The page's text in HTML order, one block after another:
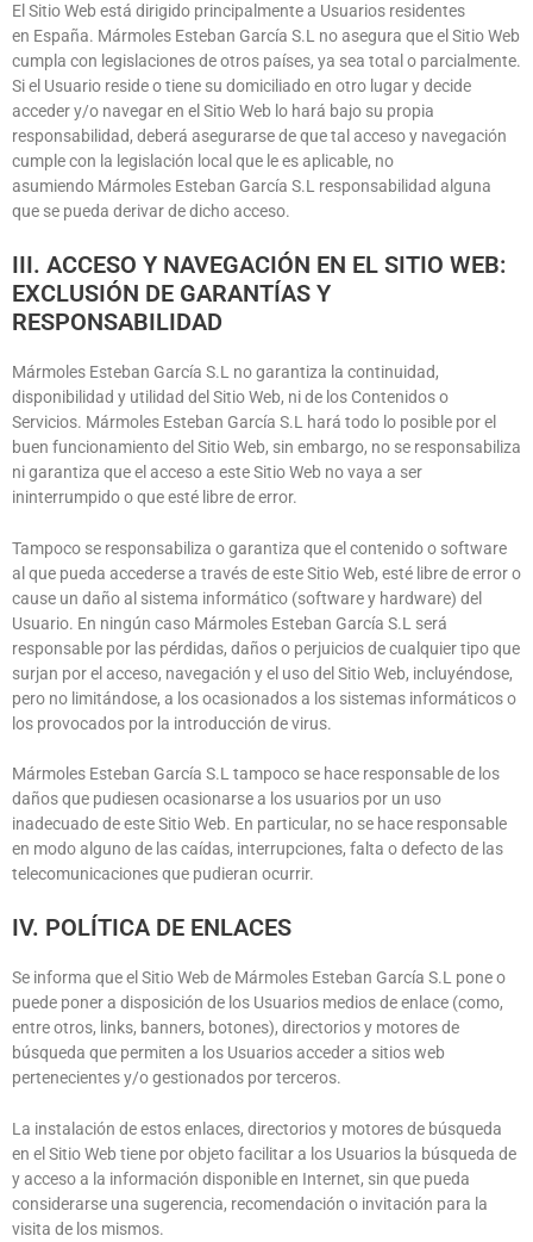
El Sitio Web está dirigido principalmente a Usuarios residentes
en España. Mármoles Esteban García S.L no asegura que el Sitio Web
cumpla con legislaciones de otros países, ya sea total o parcialmente.
Si el Usuario reside o tiene su domiciliado en otro lugar y decide
acceder y/o navegar en el Sitio Web lo hará bajo su propia
responsabilidad, deberá asegurarse de que tal acceso y navegación
cumple con la legislación local que le es aplicable, no
asumiendo Mármoles Esteban García S.L responsabilidad alguna
que se pueda derivar de dicho acceso.
III. ACCESO Y NAVEGACIÓN EN EL SITIO WEB:
EXCLUSIÓN DE GARANTÍAS Y
RESPONSABILIDAD
Mármoles Esteban García S.L no garantiza la continuidad,
disponibilidad y utilidad del Sitio Web, ni de los Contenidos o
Servicios. Mármoles Esteban García S.L
hará todo lo posible por el
buen funcionamiento del Sitio Web, sin embargo, no se responsabiliza
ni garantiza que el acceso a este Sitio Web no vaya a ser
ininterrumpido o que esté libre de error.
Tampoco se responsabiliza o garantiza que el contenido o software
al que pueda accederse a través de este Sitio Web, esté libre de error o
cause un daño al sistema informático (software y hardware) del
Usuario. En ningún caso Mármoles Esteban García S.L será
responsable por las pérdidas, daños o perjuicios de cualquier tipo que
surjan por el acceso, navegación y el uso del Sitio Web, incluyéndose,
pero no limitándose, a los ocasionados a los sistemas informáticos o
los provocados por la introducción de virus.
Mármoles Esteban García S.Ltampoco se hace responsable de los
daños que pudiesen ocasionarse a los usuarios por un uso
inadecuado de este Sitio Web. En particular, no se hace responsable
en modo alguno de las caídas, interrupciones, falta o defecto de las
telecomunicaciones que pudieran ocurrir.
IV. POLÍTICA DE ENLACES
Se informa que el Sitio Web de Mármoles Esteban García S.L pone o
puede poner a disposición de los Usuarios medios de enlace (como,
entre otros, links, banners, botones), directorios y motores de
búsqueda que permiten a los Usuarios acceder a sitios web
pertenecientes y/o gestionados por terceros.
La instalación de estos enlaces, directorios y motores de búsqueda
en el Sitio Web tiene por objeto facilitar a los Usuarios la búsqueda de
y acceso a la información disponible en Internet, sin que pueda
considerarse una sugerencia, recomendación o invitación para la
visita de los mismos.